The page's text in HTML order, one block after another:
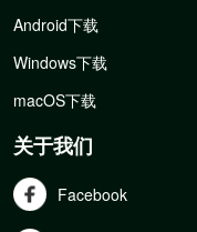
Android下载
Windows下载
macOS下载
关于我们
Facebook